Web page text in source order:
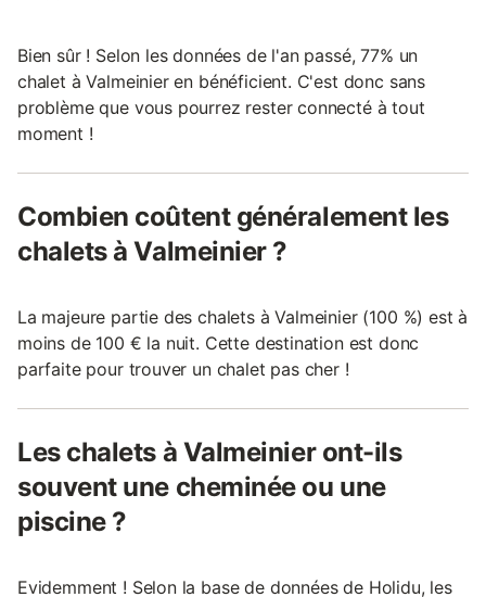
Bien sûr ! Selon les données de l'an passé, 77% un
chalet à Valmeinier en bénéficient. C'est donc sans
problème que vous pourrez rester connecté à tout
moment !
Combien coûtent généralement les
chalets à Valmeinier ?
La majeure partie des chalets à Valmeinier (100 %) est à
moins de 100 € la nuit. Cette destination est donc
parfaite pour trouver un chalet pas cher !
Les chalets à Valmeinier ont-ils
souvent une cheminée ou une
piscine ?
Evidemment ! Selon la base de données de Holidu, les